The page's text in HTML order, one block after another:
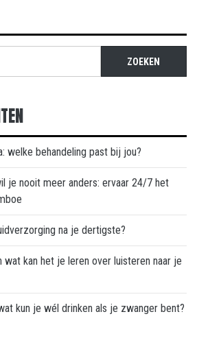
ZOEKEN
welke behandeling past bij jou?
je nooit meer anders: ervaar 24/7 het
na je dertigste?
wat kan het je leren over luisteren naar je
kun je wél drinken als je zwanger bent?